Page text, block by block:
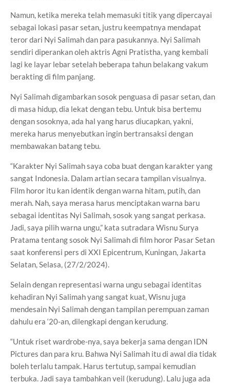
Namun, ketika mereka telah memasuki titik yang dipercayai
sebagai lokasi pasar setan, justru keempatnya mendapat
teror dari Nyi Salimah dan para pasukannya. Nyi Salimah
sendiri diperankan oleh aktris Agni Pratistha, yang kembali
lagi ke layar lebar setelah beberapa tahun belakang vakum
berakting di film panjang.
Nyi Salimah digambarkan sosok penguasa di pasar setan, dan
di masa hidup, dia lekat dengan tebu. Untuk bisa bertemu
dengan sosoknya, ada hal yang harus diucapkan, yakni,
mereka harus menyebutkan ingin bertransaksi dengan
membawakan batang tebu.
“Karakter Nyi Salimah saya coba buat dengan karakter yang
sangat Indonesia. Dalam artian secara tampilan visualnya.
Film horor itu kan identik dengan warna hitam, putih, dan
merah. Nah, saya merasa harus menciptakan warna baru
sebagai identitas Nyi Salimah, sosok yang sangat perkasa.
Jadi, saya pilih warna ungu,” kata sutradara Wisnu Surya
Pratama tentang sosok Nyi Salimah di film horor Pasar Setan
saat konferensi pers di XXI Epicentrum, Kuningan, Jakarta
Selatan, Selasa, (27/2/2024).
Selain dengan representasi warna ungu sebagai identitas
kehadiran Nyi Salimah yang sangat kuat, Wisnu juga
mendesain Nyi Salimah dengan tampilan perempuan zaman
dahulu era ‘20-an, dilengkapi dengan kerudung.
“Untuk riset wardrobe-nya, saya bekerja sama dengan IDN
Pictures dan para kru. Bahwa Nyi Salimah itu di awal dia tidak
boleh terlalu tampak. Harus tertutup, sampai kemudian
terbuka. Jadi saya tambahkan veil (kerudung). Lalu juga ada